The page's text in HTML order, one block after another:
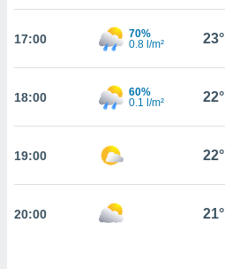
a la
todas
ya sean
nos
en
perfil
y
17:00
70%
0.8 l/m²
23°
18:00
60%
0.1 l/m²
22°
19:00 22°
20:00 21°